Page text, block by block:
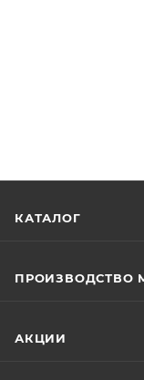
КАТАЛОГ
ПРОИЗВОДСТВО
АКЦИИ